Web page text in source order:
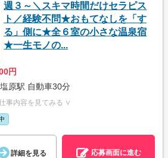
週３～＼スキマ時間だけセラピス
ト／経験不問★おもてなしを「す
る」側に★全６室の小さな温泉宿
★一生モノの...
円
原駅 自動車30分
事内容を見てみる ∨
詳細を見る 応募画面に進む